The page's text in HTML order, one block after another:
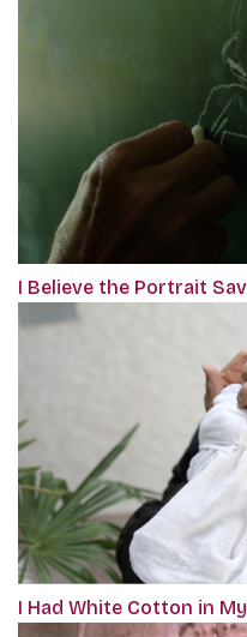
I Believe the Portrait
I Had White Cotton in